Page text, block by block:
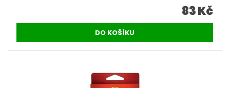
83 Kč